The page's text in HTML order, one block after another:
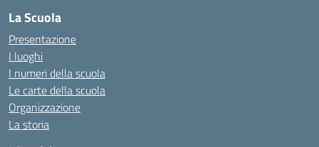
La Scuola
Presentazione
I luoghi
I numeri della scuola
Le carte della scuola
Organizzazione
La storia